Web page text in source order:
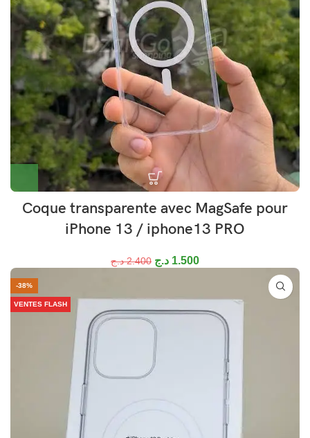
Coque transparente avec MagSafe pour
iPhone 13 / iphone13 PRO
2.400 د.ج 1.500 د.ج
-38%
VENTES FLASH